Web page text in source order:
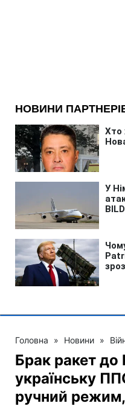
Головна » Новини »
Брак ракет
українську
ручний